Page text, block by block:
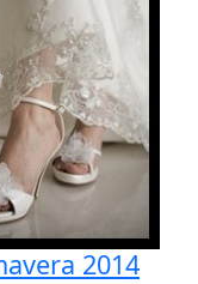
2014